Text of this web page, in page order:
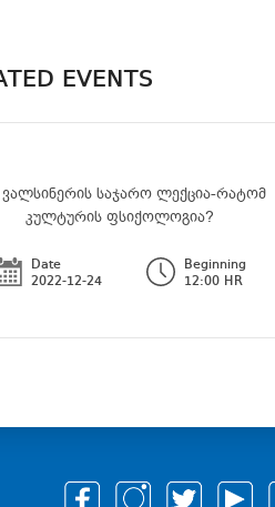
EVENTS
ვალსინერის საჯარო ლექცია-რატომ
კულტურის ფსიქოლოგია?
Date
2022-12-24
Beginning
12:00 HR